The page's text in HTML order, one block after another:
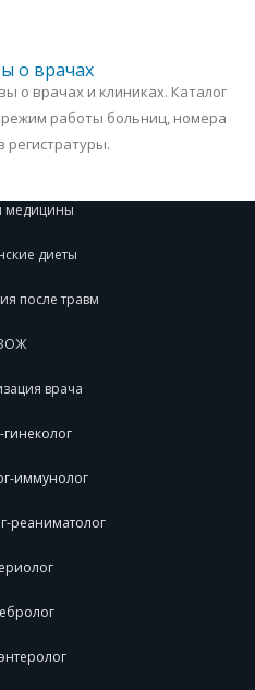
о врачах
о врачах и клиниках. Каталог
работы больниц, номера
регистратуры.
медицины
диеты
после травм
врача
иммунолог
реаниматолог